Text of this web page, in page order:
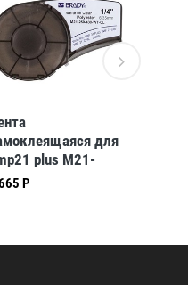
для
plus M21-
430-WT-CL
Р